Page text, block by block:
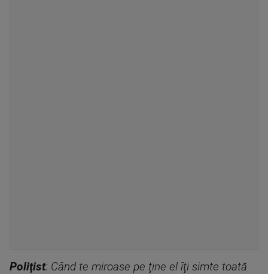
Poliţist: Când te miroase pe ţine el îţi simte toată